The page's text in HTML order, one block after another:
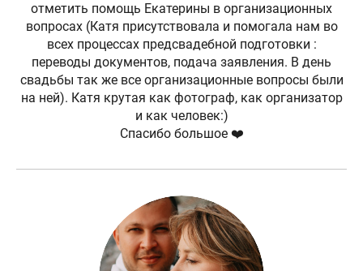
отметить помощь Екатерины в организационных
вопросах (Катя присутствовала и помогала нам во
всех процессах предсвадебной подготовки :
переводы документов, подача заявления. В день
свадьбы так же все организационные вопросы были
на ней). Катя крутая как фотограф, как организатор
и как человек:)
Спасибо большое ❤️